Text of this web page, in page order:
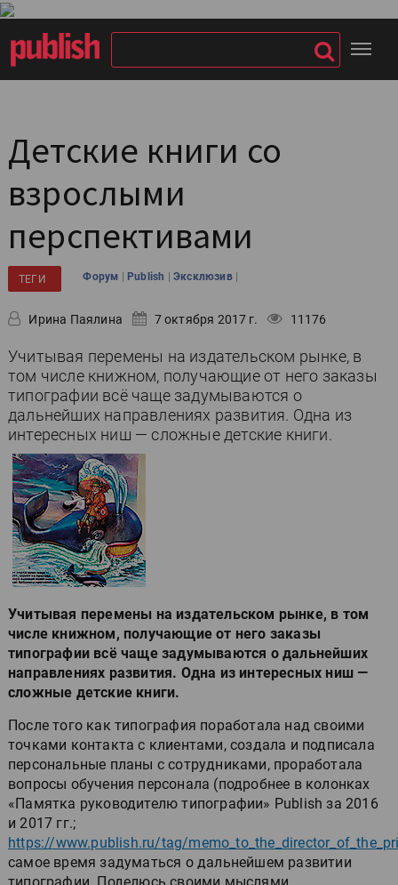
Детские книги со
взрослыми
перспективами
ТЕГИ Форум | Publish |Эксклюзив |
Ирина Паялина 7 октября 2017 г. 11176
Учитывая перемены на издательском рынке, в
том числе книжном, получающие от него заказы
типографии всё чаще задумываются о
дальнейших направлениях развития. Одна из
интересных ниш — сложные детские книги.
Учитывая перемены на издательском рынке, в том
числе книжном, получающие от него заказы
типографии всё чаще задумываются о дальнейших
направлениях развития. Одна из интересных ниш —
сложные детские книги.
После того как типография поработала над своими
точками контакта с клиентами, создала и подписала
персональные планы с сотрудниками, проработала
вопросы обучения персонала (подробнее в колонках
«Памятка руководителю типографии» Publish за 2016
и 2017 гг.;
https://www.publish.ru/tag/
самое время задуматься о дальнейшем развитии